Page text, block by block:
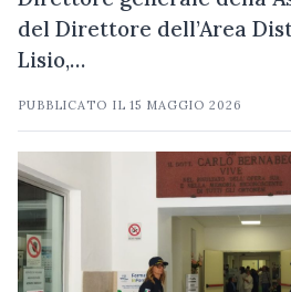
del Direttore dell’Area
Lisio,…
PUBBLICATO IL15 MAGGIO 2026